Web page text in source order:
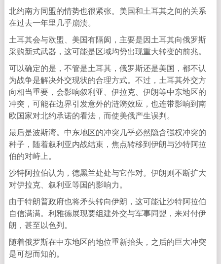
北约南方同盟的情势也很紧张。美国和土耳其之间的关系
在过去一年里几乎崩溃。
土耳其会与欧盟、美国有隔阂，主要是因土耳其向俄罗斯
采购新式武器，这可能是区域均势出现重大转变的前兆。
可以确定的是，不管是土耳其，俄罗斯还是美国，都不认
为战争是解决外交现状的合理方式。不过，土耳其外交方
向相当重要，会影响叙利亚、伊拉克、伊朗等中东地区的
冲突，可能在边界引发意外的涟漪效应，也连带影响到南
欧国家对北约承诺的看法，而使美俄产生误判。
最后是波斯湾。中东地区的冲突几乎必然隐含强权冲突的
种子，随着叙利亚内战结束，焦点转移到伊朗与沙特阿拉
伯的对峙上。
沙特阿拉伯认为，德黑兰处处与它作对。伊朗则不断扩大
对伊拉克、叙利亚等国的影响力。
由于特朗普政府也将矛头转向伊朗，这可能让沙特阿拉伯
自信满满。利雅德展现要组建外交与军事同盟，来对付伊
朗，甚至以色列。
随着俄罗斯在中东地区的地位重新抬头，之后的巨大冲突
是可想而知的。